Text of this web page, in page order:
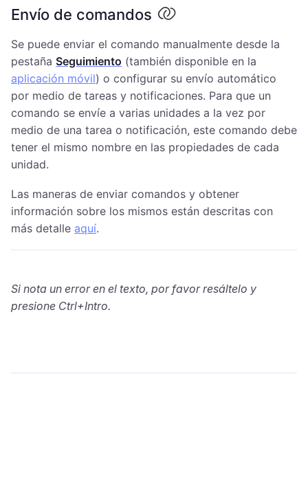
Envío de comandos
Se puede enviar el comando manualmente desde la
pestaña Seguimiento (también disponible en la
aplicación móvil) o configurar su envío automático
por medio de tareas y notificaciones. Para que un
comando se envíe a varias unidades a la vez por
medio de una tarea o notificación, este comando debe
tener el mismo nombre en las propiedades de cada
unidad.
Las maneras de enviar comandos y obtener
información sobre los mismos están descritas con
más detalle aquí.
Si nota un error en el texto, por favor resáltelo y
presione Ctrl+Intro.